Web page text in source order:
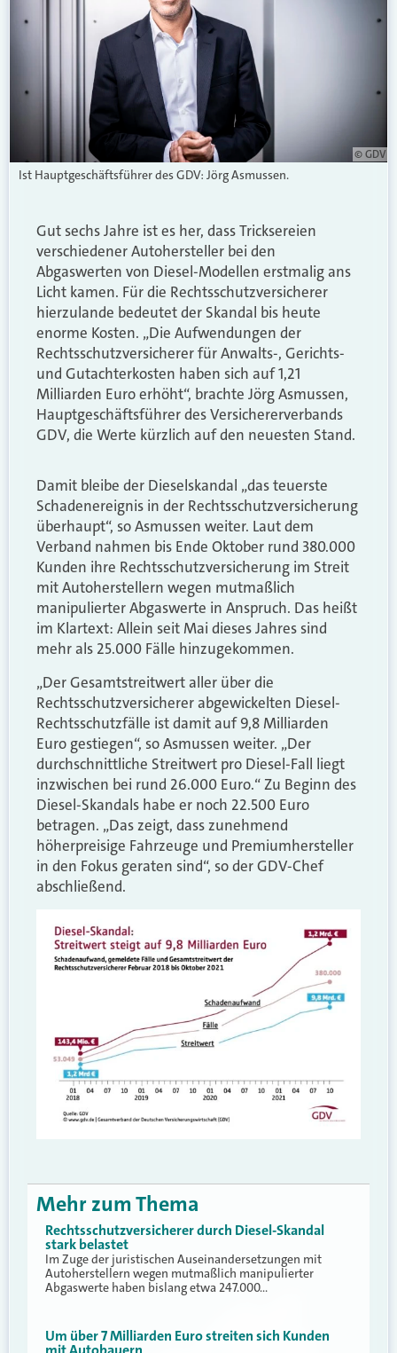
© GDV
Ist Hauptgeschäftsführer des GDV: Jörg Asmussen.
Gut sechs Jahre ist es her, dass Tricksereien
verschiedener Autohersteller bei den
Abgaswerten von Diesel-Modellen erstmalig ans
Licht kamen. Für die Rechtsschutzversicherer
hierzulande bedeutet der Skandal bis heute
enorme Kosten. „Die Aufwendungen der
Rechtsschutzversicherer für Anwalts-, Gerichts-
und Gutachterkosten haben sich auf 1,21
Milliarden Euro erhöht“, brachte Jörg Asmussen,
Hauptgeschäftsführer des Versichererverbands
GDV, die Werte kürzlich auf den neuesten Stand.
Damit bleibe der Dieselskandal „das teuerste
Schadenereignis in der Rechtsschutzversicherung
überhaupt“, so Asmussen weiter. Laut dem
Verband nahmen bis Ende Oktober rund 380.000
Kunden ihre Rechtsschutzversicherung im Streit
mit Autoherstellern wegen mutmaßlich
manipulierter Abgaswerte in Anspruch. Das heißt
im Klartext: Allein seit Mai dieses Jahres sind
mehr als 25.000 Fälle hinzugekommen.
„Der Gesamtstreitwert aller über die
Rechtsschutzversicherer abgewickelten Diesel-
Rechtsschutzfälle ist damit auf 9,8 Milliarden
Euro gestiegen“, so Asmussen weiter. „Der
durchschnittliche Streitwert pro Diesel-Fall liegt
inzwischen bei rund 26.000 Euro.“ Zu Beginn des
Diesel-Skandals habe er noch 22.500 Euro
betragen. „Das zeigt, dass zunehmend
höherpreisige Fahrzeuge und Premiumhersteller
in den Fokus geraten sind“, so der GDV-Chef
abschließend.
Mehr zum Thema
Rechtsschutzversicherer durch Diesel-Skandal
stark belastet
Im Zuge der juristischen Auseinandersetzungen mit
Autoherstellern wegen mutmaßlich manipulierter
Abgaswerte haben bislang etwa 247.000…
Um über 7 Milliarden Euro streiten sich Kunden